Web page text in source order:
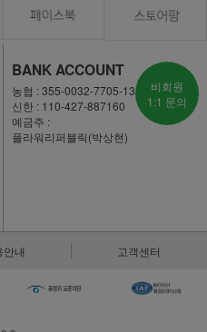
BANK ACCOUNT
농협 : 355-0032-7705-13
신한 : 110-427-887160
예금주 :
플라워리퍼블릭(박상현)
비회원
1:1 문의
안내 고객센터